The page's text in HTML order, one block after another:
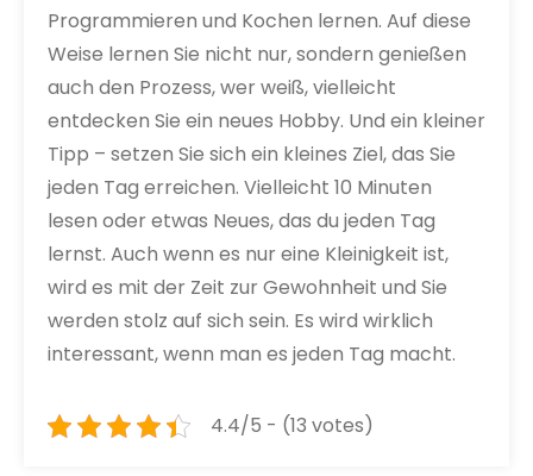
Programmieren und Kochen lernen. Auf diese
Weise lernen Sie nicht nur, sondern genießen
auch den Prozess, wer weiß, vielleicht
entdecken Sie ein neues Hobby. Und ein kleiner
Tipp – setzen Sie sich ein kleines Ziel, das Sie
jeden Tag erreichen. Vielleicht 10 Minuten
lesen oder etwas Neues, das du jeden Tag
lernst. Auch wenn es nur eine Kleinigkeit ist,
wird es mit der Zeit zur Gewohnheit und Sie
werden stolz auf sich sein. Es wird wirklich
interessant, wenn man es jeden Tag macht.
4.4/5 - (13 votes)